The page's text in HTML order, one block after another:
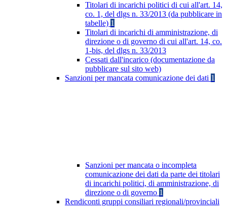
Titolari di incarichi politici di cui all'art. 14,
co. 1, del dlgs n. 33/2013 (da pubblicare in
tabelle) 1
Titolari di incarichi di amministrazione, di
direzione o di governo di cui all'art. 14, co.
1-bis, del dlgs n. 33/2013
Cessati dall'incarico (documentazione da
pubblicare sul sito web)
Sanzioni per mancata comunicazione dei dati 1
Sanzioni per mancata o incompleta
comunicazione dei dati da parte dei titolari
di incarichi politici, di amministrazione, di
direzione o di governo 1
Rendiconti gruppi consiliari regionali/provinciali